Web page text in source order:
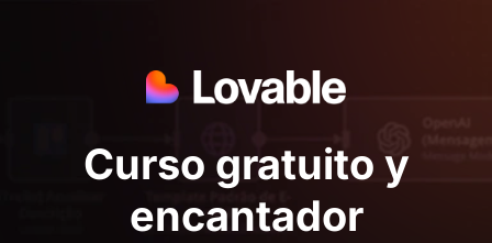
Curso gratuito y
encantador